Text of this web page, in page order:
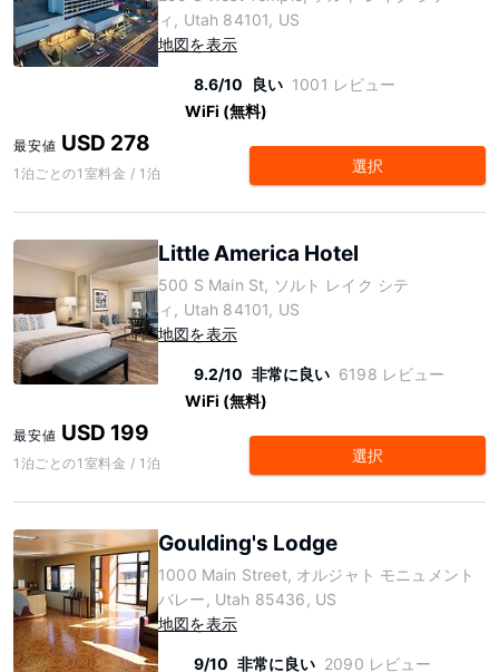
ィ, Utah 84101, US
地図を表示
8.6/10 良い 1001 レビュー
WiFi (無料)
最安値 USD 278
1泊ごとの1室料金 / 1泊 選択
Little America Hotel
500 S Main St, ソルト レイク シテ
ィ, Utah 84101, US
地図を表示
9.2/10 非常に良い 6198 レビュー
WiFi (無料)
最安値 USD 199
1泊ごとの1室料金 / 1泊 選択
Goulding's Lodge
1000 Main Street, オルジャト モニュメント
バレー, Utah 85436, US
地図を表示
9/10 非常に良い 2090 レビュー